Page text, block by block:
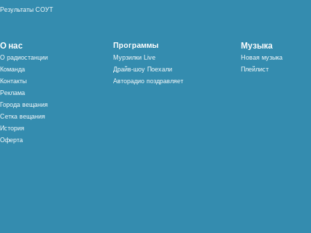
Результаты СОУТ
О нас
О радиостанции
Команда
Контакты
Реклама
Города вещания
Сетка вещания
История
Оферта
Программы
Мурзилки Live
Драйв-шоу Поехали
Авторадио поздравляет
Музыка
Новая музыка
Плейлист